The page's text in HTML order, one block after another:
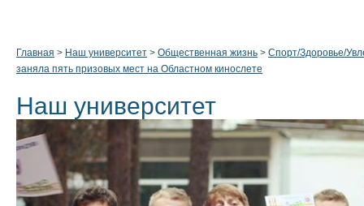
Главная > Наш университет > Общественная жизнь > Спорт/Здоровье/
заняла пять призовых мест на Областном кинослете
Наш университет